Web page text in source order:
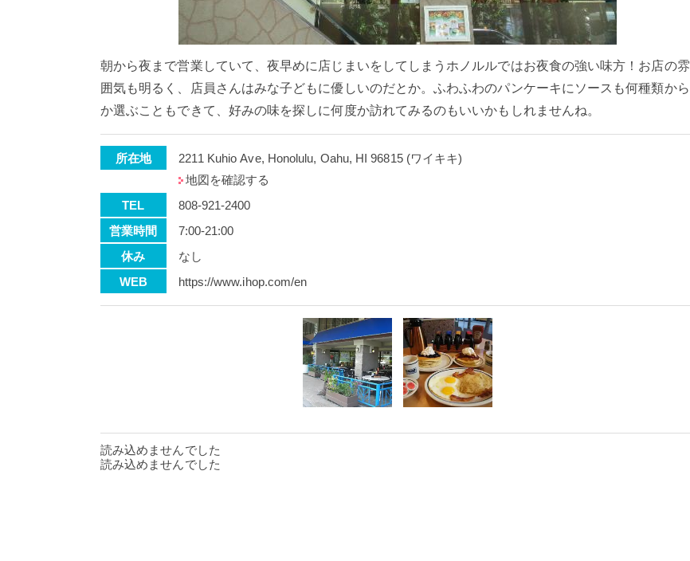
朝から夜まで営業していて、夜早めに店じまいをしてしまうホノルルではお夜食の強い味方！お店の雰
囲気も明るく、店員さんはみな子どもに優しいのだとか。ふわふわのパンケーキにソースも何種類から
か選ぶこともできて、好みの味を探しに何度か訪れてみるのもいいかもしれませんね。
所在地
2211 Kuhio Ave, Honolulu, Oahu, HI 96815 (ワイキキ)
地図を確認する
TEL
808-921-2400
営業時間
7:00-21:00
休み
なし
WEB
https://www.ihop.com/en
読み込めませんでした
読み込めませんでした